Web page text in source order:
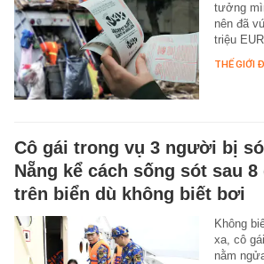
tưởng
nên đã
triệu
THẾ GIỚI
Cô gái trong vụ 3 người bị
Nẵng kể cách sống sót sau
trên biển dù không biết bơi
Không
xa, cô
nằm